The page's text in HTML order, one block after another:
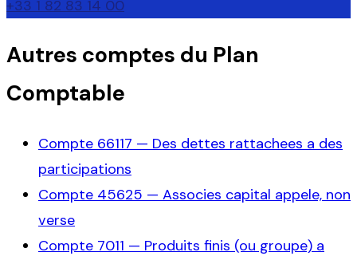
+33 1 82 83 14 00
Autres comptes du Plan
Comptable
Compte 66117 — Des dettes rattachees a des
participations
Compte 45625 — Associes capital appele, non
verse
Compte 7011 — Produits finis (ou groupe) a